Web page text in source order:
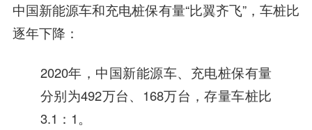
中国新能源车和充电桩保有量“比翼齐飞”，车桩比
逐年下降：
2020年，中国新能源车、充电桩保有量
分别为492万台、168万台，存量车桩比
3.1：1。